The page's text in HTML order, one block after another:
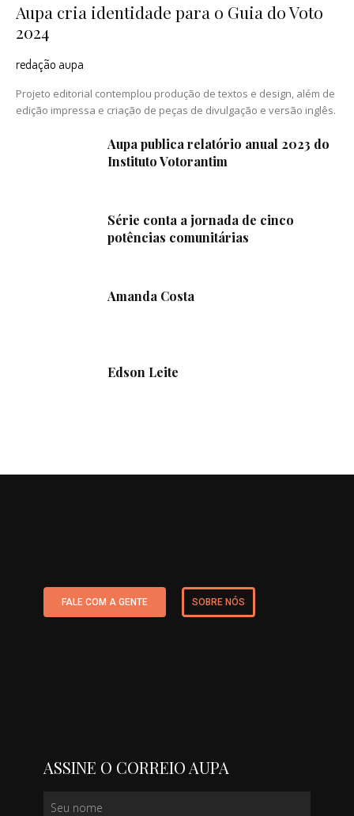
Aupa cria identidade para o Guia do Voto
2024
redação aupa
Projeto editorial contemplou produção de textos e design, além de
edição impressa e criação de peças de divulgação e versão inglês.
Aupa publica relatório anual 2023 do
Instituto Votorantim
Série conta a jornada de cinco
potências comunitárias
Amanda Costa
Edson Leite
FALE COM A GENTE SOBRE NÓS
ASSINE O CORREIO AUPA